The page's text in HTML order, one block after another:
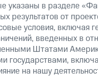
указаны в разделе
результатов от
условия, включая
введенных в
Штатами
государствами,
на нашу